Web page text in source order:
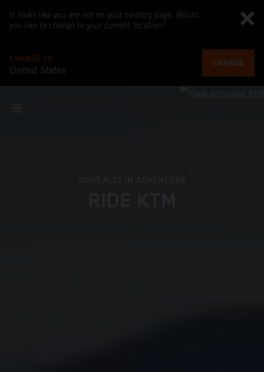
It looks like you are not on your country page. Would
you like to change to your current location?
CHANGE TO
United States
CHANGE